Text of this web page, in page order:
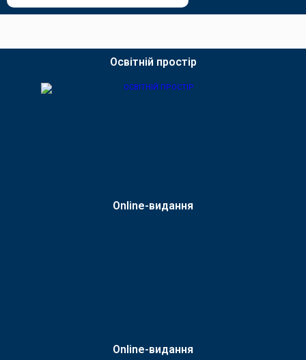
Освітній простір
Online-видання
Online-видання